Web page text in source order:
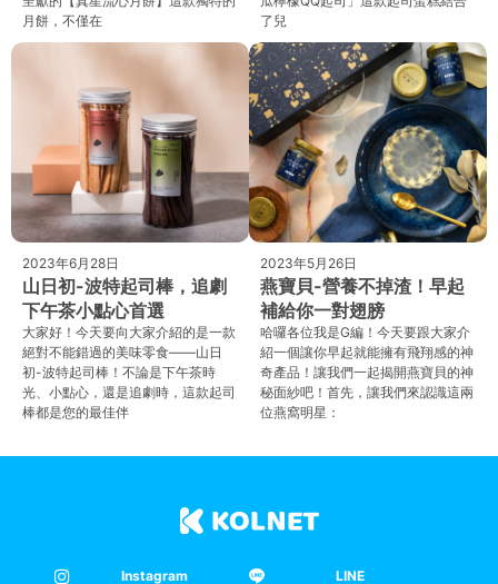
月餅，不僅在
了兒
2023年6月28日
山日初-波特起司棒，追劇
下午茶小點心首選
大家好！今天要向大家介紹的是一款
絕對不能錯過的美味零食——山日
初-波特起司棒！不論是下午茶時
光、小點心，還是追劇時，這款起司
棒都是您的最佳伴
2023年5月26日
燕寶貝-營養不掉渣！早起
補給你一對翅膀
哈囉各位我是G編！今天要跟大家介
紹一個讓你早起就能擁有飛翔感的神
奇產品！讓我們一起揭開燕寶貝的神
秘面紗吧！首先，讓我們來認識這兩
位燕窩明星：
Instagram LINE